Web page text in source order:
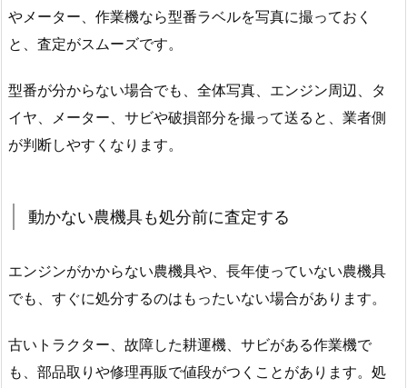
やメーター、作業機なら型番ラベルを写真に撮っておく
と、査定がスムーズです。
型番が分からない場合でも、全体写真、エンジン周辺、タ
イヤ、メーター、サビや破損部分を撮って送ると、業者側
が判断しやすくなります。
動かない農機具も処分前に査定する
エンジンがかからない農機具や、長年使っていない農機具
でも、すぐに処分するのはもったいない場合があります。
古いトラクター、故障した耕運機、サビがある作業機で
も、部品取りや修理再販で値段がつくことがあります。処